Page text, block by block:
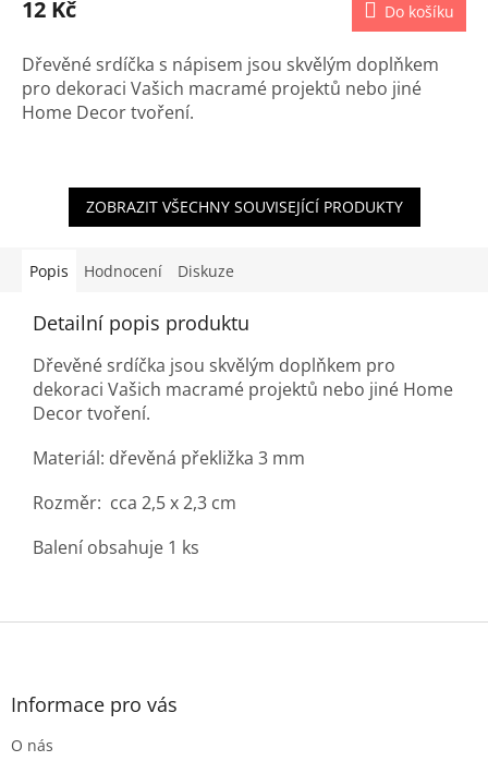
12 Kč Do košíku
Dřevěné srdíčka s nápisem jsou skvělým doplňkem
pro dekoraci Vašich macramé projektů nebo jiné
Home Decor tvoření.
ZOBRAZIT VŠECHNY SOUVISEJÍCÍ PRODUKTY
Popis Hodnocení Diskuze
Detailní popis produktu
Dřevěné srdíčka jsou skvělým doplňkem pro
dekoraci Vašich macramé projektů nebo jiné Home
Decor tvoření.
Materiál: dřevěná překližka 3 mm
Rozměr: cca 2,5 x 2,3 cm
Balení obsahuje 1 ks
Z
Informace pro vás
O nás